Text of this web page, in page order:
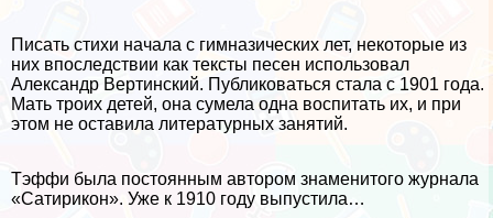
Писать стихи начала с гимназических лет, некоторые из
них впоследствии как тексты песен использовал
Александр Вертинский. Публиковаться стала с 1901 года.
Мать троих детей, она сумела одна воспитать их, и при
этом не оставила литературных занятий.
Тэффи была постоянным автором знаменитого журнала
«Сатирикон». Уже к 1910 году выпустила…